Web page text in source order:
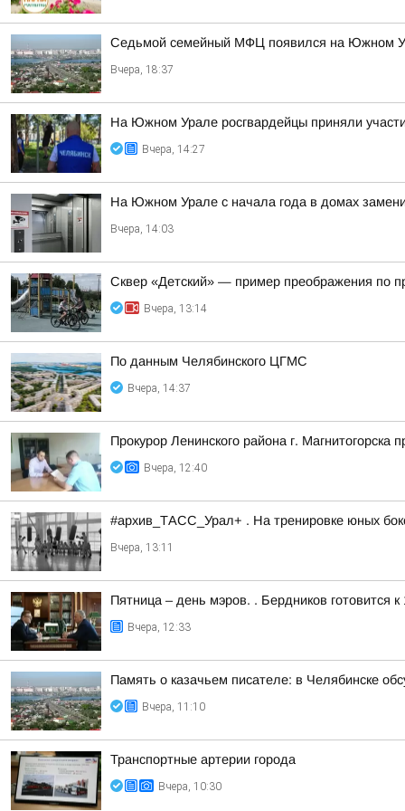
Седьмой семейный МФЦ появился на Южном
Вчера, 18:37
На Южном Урале росгвардейцы приняли
Вчера, 14:27
На Южном Урале с начала года в домах
Вчера, 14:03
Сквер «Детский» — пример преображения по
Вчера, 13:14
По данным Челябинского ЦГМС
Вчера, 14:37
Прокурор Ленинского района г.
Вчера, 12:40
#архив_ТАСС_Урал+ . На тренировке юных
Вчера, 13:11
Пятница – день мэров. . Бердников готовится
Вчера, 12:33
Память о казачьем писателе: в Челябинске
Вчера, 11:10
Транспортные артерии города
Вчера, 10:30